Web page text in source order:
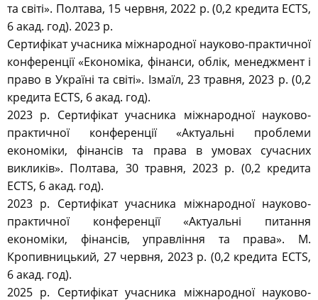
та світі». Полтава, 15 червня, 2022 р. (0,2 кредита ECTS,
6 акад. год). 2023 р.
Сертифікат учасника міжнародної науково-практичної
конференції «Економіка, фінанси, облік, менеджмент і
право в Україні та світі». Ізмаїл, 23 травня, 2023 р. (0,2
кредита ECTS, 6 акад. год).
2023 р. Сертифікат учасника міжнародної науково-
практичної конференції «Актуальні проблеми
економіки, фінансів та права в умовах сучасних
викликів». Полтава, 30 травня, 2023 р. (0,2 кредита
ECTS, 6 акад. год).
2023 р. Сертифікат учасника міжнародної науково-
практичної конференції «Актуальні питання
економіки, фінансів, управління та права». М.
Кропивницький, 27 червня, 2023 р. (0,2 кредита ECTS,
6 акад. год).
2025 р. Сертифікат учасника міжнародної науково-